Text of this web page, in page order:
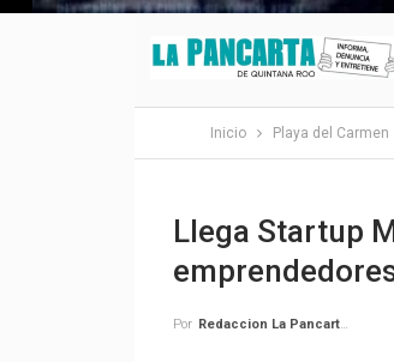
Inicio Playa del Carmen
Llega Startup
Por Redaccion La Pancarta De Quintana Roo